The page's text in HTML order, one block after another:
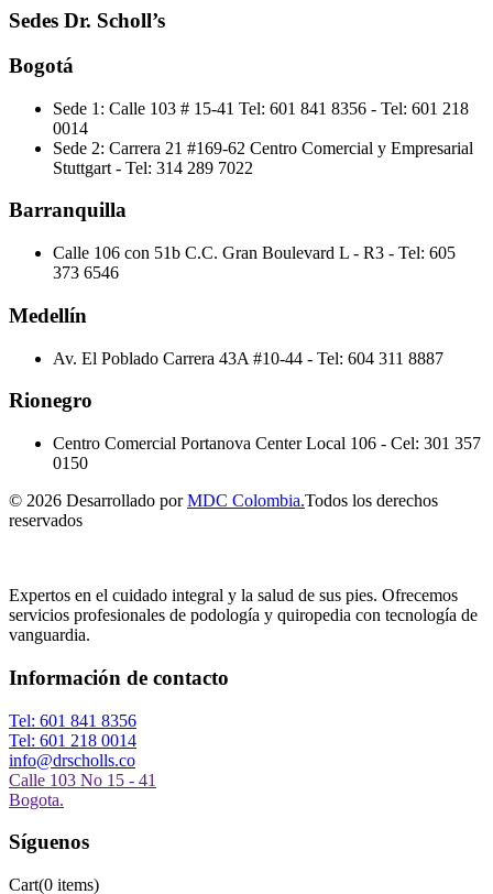
Sedes Dr. Scholl’s
Bogotá
Sede 1: Calle 103 # 15-41 Tel: 601 841 8356 - Tel: 601 218
0014
Sede 2: Carrera 21 #169-62 Centro Comercial y Empresarial
Stuttgart - Tel: 314 289 7022
Barranquilla
Calle 106 con 51b C.C. Gran Boulevard L - R3 - Tel: 605
373 6546
Medellín
Av. El Poblado Carrera 43A #10-44 - Tel: 604 311 8887
Rionegro
Centro Comercial Portanova Center Local 106 - Cel: 301 357
0150
© 2026 Desarrollado porMDC Colombia.Todos los derechos
reservados
Expertos en el cuidado integral y la salud de sus pies. Ofrecemos
servicios profesionales de podología y quiropedia con tecnología de
vanguardia.
Información de contacto
Tel: 601 841 8356
Tel: 601 218 0014
info@drscholls.co
Calle 103 No 15 - 41
Bogota.
Síguenos
Cart(0 items)